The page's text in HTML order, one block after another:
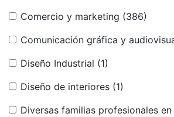
Comercio y marketing (386)
Comunicación gráfica y
Diseño Industrial (1)
Diseño de interiores (1)
Diversas familias profesionales